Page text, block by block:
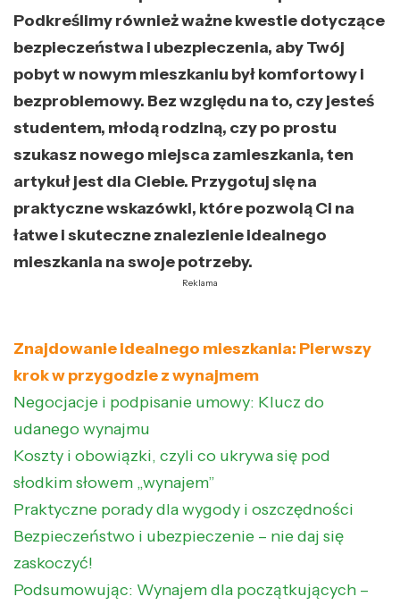
Podkreślimy również ważne kwestie dotyczące
bezpieczeństwa i ubezpieczenia, aby Twój
pobyt w nowym mieszkaniu był komfortowy i
bezproblemowy. Bez względu na to, czy jesteś
studentem, młodą rodziną, czy po prostu
szukasz nowego miejsca zamieszkania, ten
artykuł jest dla Ciebie. Przygotuj się na
praktyczne wskazówki, które pozwolą Ci na
łatwe i skuteczne znalezienie idealnego
mieszkania na swoje potrzeby.
Reklama
Znajdowanie idealnego mieszkania: Pierwszy
krok w przygodzie z wynajmem
Negocjacje i podpisanie umowy: Klucz do
udanego wynajmu
Koszty i obowiązki, czyli co ukrywa się pod
słodkim słowem „wynajem”
Praktyczne porady dla wygody i oszczędności
Bezpieczeństwo i ubezpieczenie – nie daj się
zaskoczyć!
Podsumowując: Wynajem dla początkujących –